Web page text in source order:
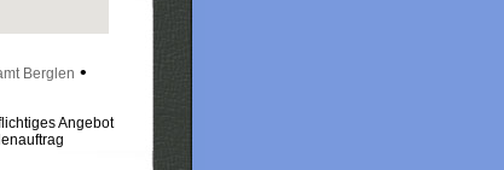
Berglen •
Angebot